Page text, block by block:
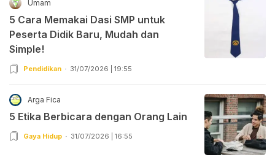
Umam
5 Cara Memakai Dasi SMP untuk
Peserta Didik Baru, Mudah dan
Simple!
Pendidikan 31/07/2026 | 19:55
Arga Fica
5 Etika Berbicara dengan Orang Lain
Gaya Hidup 31/07/2026 | 16:55